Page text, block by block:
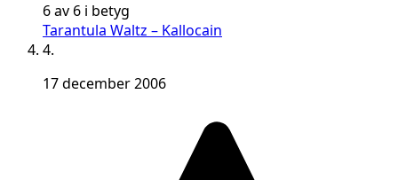
6 av 6 i betyg
Tarantula Waltz – Kallocain
4.
17 december 2006